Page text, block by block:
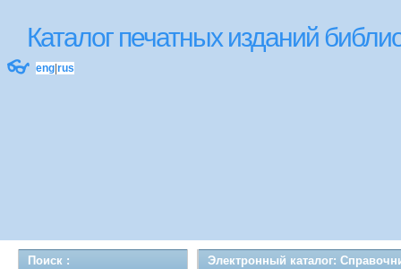
Каталог печатных изданий
👓 eng rus
Поиск : Электронный каталог: